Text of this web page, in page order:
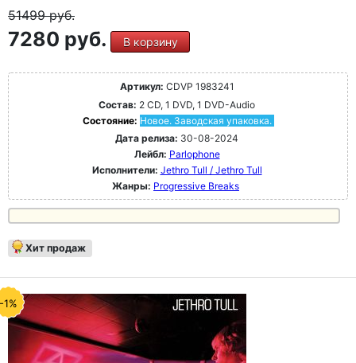
51499руб.
7280 руб. В корзину
Артикул: CDVP 1983241
Состав: 2 CD, 1 DVD, 1 DVD-Audio
Состояние: Новое. Заводская упаковка.
Дата релиза: 30-08-2024
Лейбл: Parlophone
Исполнители: Jethro Tull / Jethro Tull
Жанры: Progressive Breaks
Хит продаж
-1%